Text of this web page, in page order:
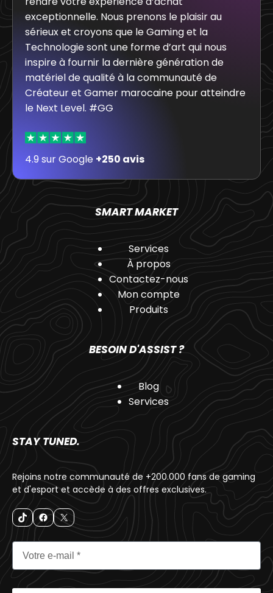
exceptionnelle. Nous prenons le plaisir au
sérieux et croyons que le Gaming et la
Technologie sont une forme d’art qui nous
inspire à fournir la dernière génération de
matériel de qualité à la communauté de
Créateur et Gamer marocaine pour atteindre
le Next Level. #GG
4.9 sur Google +250 avis
SMART MARKET
Services
À propos
Contactez-nous
Mon compte
Produits
BESOIN D'ASSIST ?
Blog
Services
STAY TUNED.
Rejoins notre communauté de +200.000 fans de gaming
et d'esport et accède à des offres exclusives.